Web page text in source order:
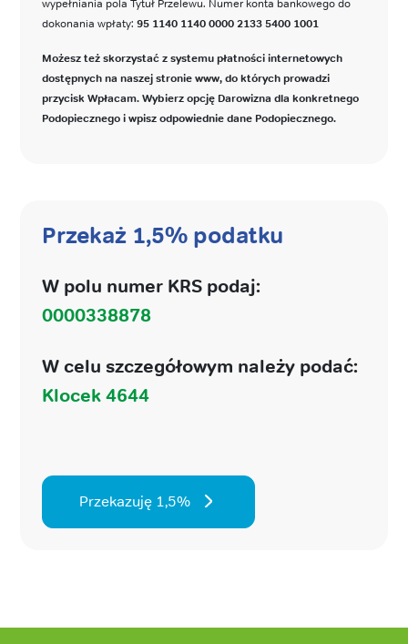
wypełniania pola Tytuł Przelewu. Numer konta bankowego do
dokonania wpłaty: 95 1140 1140 0000 2133 5400 1001
Możesz też skorzystać z systemu płatności internetowych
dostępnych na naszej stronie www, do których prowadzi
przycisk Wpłacam. Wybierz opcję Darowizna dla konkretnego
Podopiecznego i wpisz odpowiednie dane Podopiecznego.
Przekaż 1,5% podatku
W polu numer KRS podaj:
0000338878
W celu szczegółowym należy podać:
Klocek 4644
Przekazuję 1,5%